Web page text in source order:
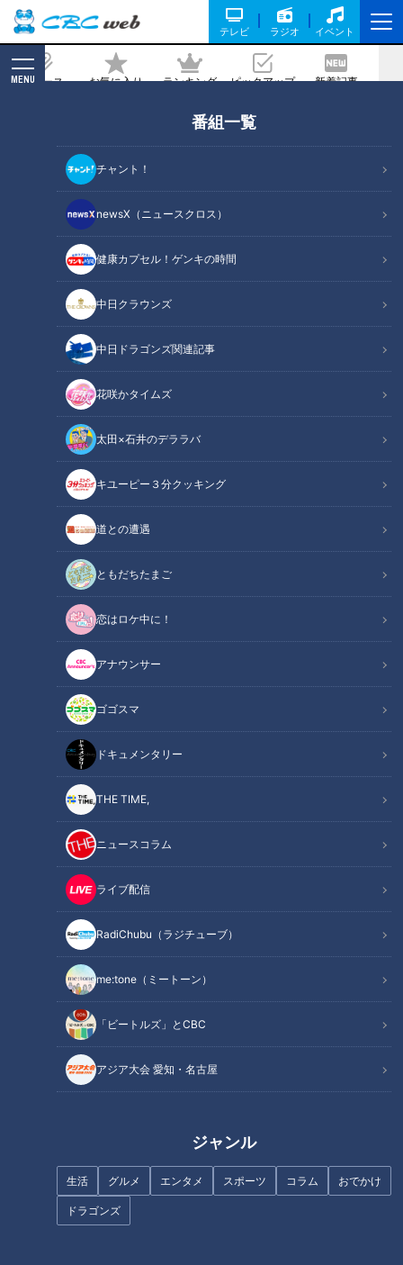
テレビ ラジオ イベント
ニュース お気に入り ランキング ピックアップ 新着記事
MENU
番組一覧
チャント！
newsX（ニュースクロス）
健康カプセル！ゲンキの時間
中日クラウンズ
中日ドラゴンズ関連記事
花咲かタイムズ
太田×石井のデララバ
キユーピー３分クッキング
道との遭遇
ともだちたまご
恋はロケ中に！
アナウンサー
ゴゴスマ
ドキュメンタリー
THE TIME,
ニュースコラム
ライブ配信
RadiChubu（ラジチューブ）
me:tone（ミートーン）
「ビートルズ」とCBC
アジア大会 愛知・名古屋
ジャンル
生活 グルメ エンタメ スポーツ コラム おでかけ
ドラゴンズ
ん】 豚＋味噌の最強タッグが生まれた理
由とは？ ～大竹敏之のシン・名古屋めし
2024/05/28 16:00
CBCテレビ：画像『デララバ』
太田×石井のデララバ
大竹敏之のシン・名古屋めし
ホルモン焼きは全国にあるが豆味噌仕立てはこの地域だけ
豚の選択が味噌仕立てにつながった！
関西は牛、関東は豚、愛知はどっちも
オススメ関連コンテンツ
ホルモン焼きは全国にあるが豆味噌仕立てはこの
地域だけ
関連リンク
ビールに合う！名古屋の豚肉ホルモン「とんち
ゃん」をぜひ堪能してみて！
CBCテレビ：画像『デララバ』